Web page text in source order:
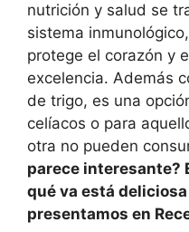
nutrición y salud se
sistema
protege el corazón y
excelencia. Además
de trigo, es una
celíacos o para
otra no pueden
parece interesante?
qué va está
presentamos en